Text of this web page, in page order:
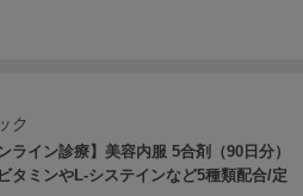
ク
ンライン診療】美容内服 5合剤（90日分）
タミンやL-システインなど5種類配合/定